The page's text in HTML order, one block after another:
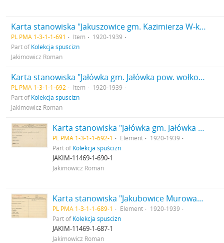
Karta stanowiska "Jakuszowice gm. Kazimierza W-ka pow. Pińczów woj. Kieleckie" (druk rękopis)
PL PMA 1-3-1-1-691 Item
1920-1939
Part ofKolekcja spuścizn
Jakimowicz Roman
Karta stanowiska "Jałówka gm. Jałówka pow. wołkowyski woj. białostockie" (druk rękopis)
PL PMA 1-3-1-1-692 Item
1920-1939
Part ofKolekcja spuścizn
Jakimowicz Roman
Karta stanowiska "Jałówka gm. Jałówka pow. Wołkowyski woj. białostockie" (druk rękopis) - strona 1
PL PMA 1-3-1-1-692-1 Element
1920-1939
Part ofKolekcja spuścizn
JAKIM-11469-1-690-1
Jakimowicz Roman
Karta stanowiska "Jakubowice Murowane gm. Wólka pow. Lublin woj. Lublin" (druk rękopis) - strona 1
PL PMA 1-3-1-1-689-1 Element
1920-1939
Part ofKolekcja spuścizn
JAKIM-11469-1-687-1
Jakimowicz Roman